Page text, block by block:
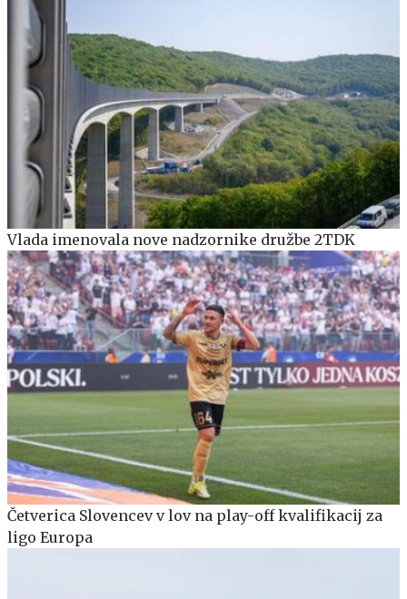
Vlada imenovala nove nadzornike družbe 2TDK
Četverica Slovencev v lov na play-off kvalifikacij za
ligo Europa